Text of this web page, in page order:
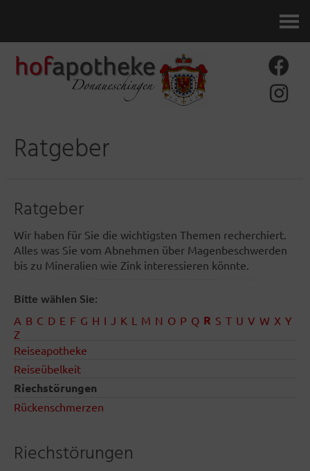
Ratgeber
Ratgeber
Wir haben für Sie die wichtigsten Themen recherchiert.
Alles was Sie vom Abnehmen über Magenbeschwerden
bis zu Mineralien wie Zink interessieren könnte.
Bitte wählen Sie:
A B C D E F G H I J K L M N O P Q R S T U V W X Y
Z
Reiseapotheke
Reiseübelkeit
Riechstörungen
Rückenschmerzen
Riechstörungen